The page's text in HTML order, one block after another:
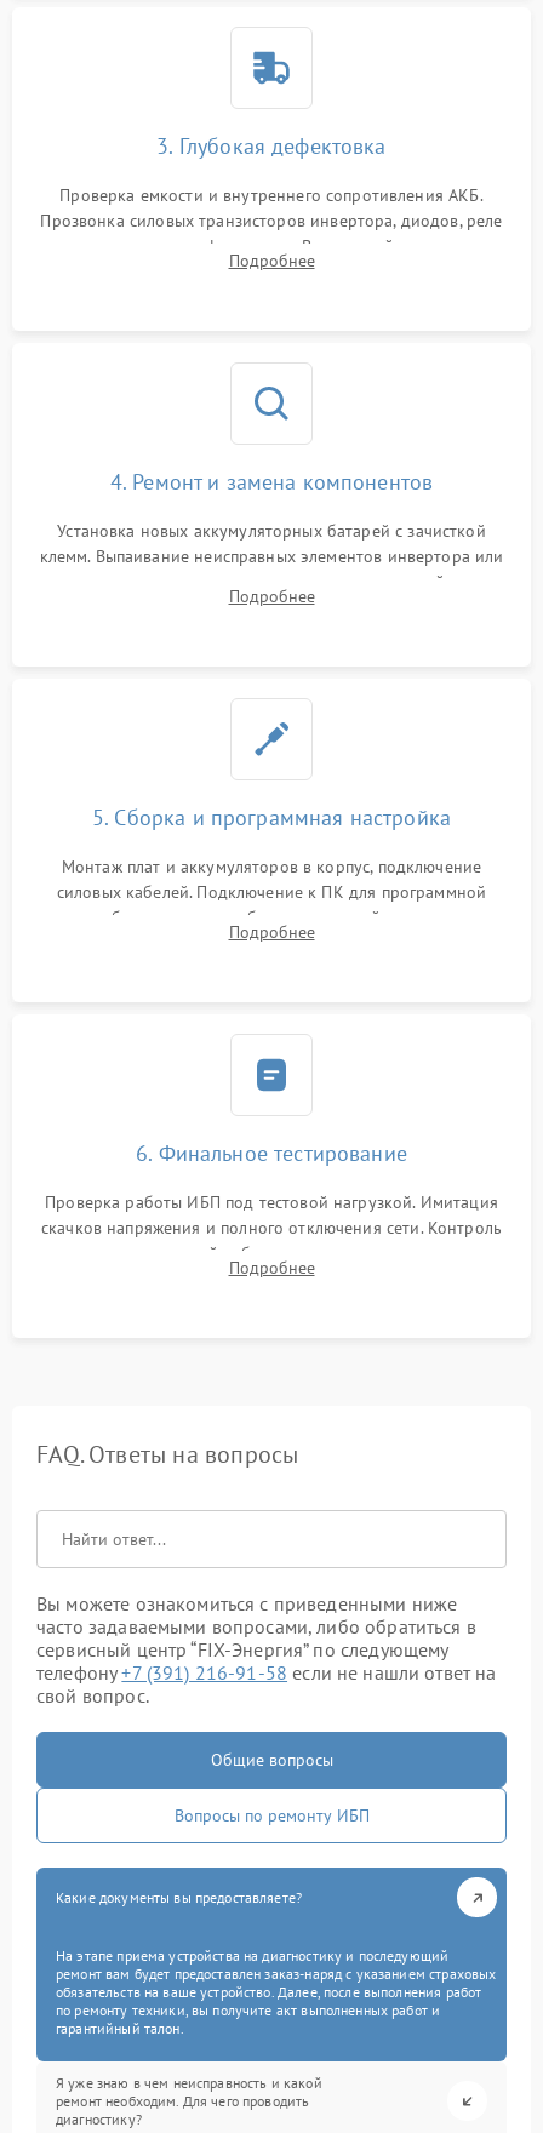
3. Глубокая дефектовка
Проверка емкости и внутреннего сопротивления АКБ.
Прозвонка силовых транзисторов инвертора, диодов, реле
переключения и трансформатора. Визуальный поиск вздутых
конденсаторов и прогаров на печатной плате.
Подробнее
4. Ремонт и замена компонентов
Установка новых аккумуляторных батарей с зачисткой
клемм. Выпаивание неисправных элементов инвертора или
цепи зарядки и монтаж новых радиодеталей.
Восстановление поврежденных токоведущих дорожек и
Подробнее
5. Сборка и программная настройка
Монтаж плат и аккумуляторов в корпус, подключение
силовых кабелей. Подключение к ПК для программной
калибровки констант батареи, настройки порогов
срабатывания AVR и сброса счетчиков старения АКБ.
Подробнее
6. Финальное тестирование
Проверка работы ИБП под тестовой нагрузкой. Имитация
скачков напряжения и полного отключения сети. Контроль
времени автономной работы, температурного режима и
корректности формы выходного сигнала.
Подробнее
FAQ. Ответы на вопросы
Вы можете ознакомиться с приведенными ниже
часто задаваемыми вопросами, либо обратиться в
сервисный центр “FIX-Энергия” по следующему
телефону+7 (391) 216-91-58 если не нашли ответ на
свой вопрос.
Общие вопросы
Вопросы по ремонту ИБП
Какие документы вы предоставляете?
На этапе приема устройства на диагностику и последующий
ремонт вам будет предоставлен заказ-наряд с указанием страховых
обязательств на ваше устройство. Далее, после выполнения работ
по ремонту техники, вы получите акт выполненных работ и
гарантийный талон.
Я уже знаю в чем неисправность и какой
ремонт необходим. Для чего проводить
диагностику?